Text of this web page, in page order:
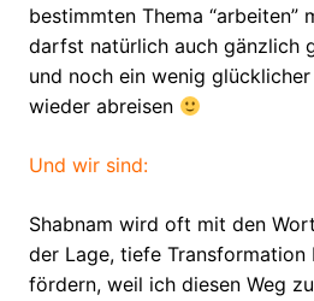
bestimmten Thema
darfst natürlich auch gänzlich
und noch ein wenig
wieder abreisen
Und wir sind:
Shabnam wird oft mit den
der Lage, tiefe Transformation
fördern, weil ich diesen Weg